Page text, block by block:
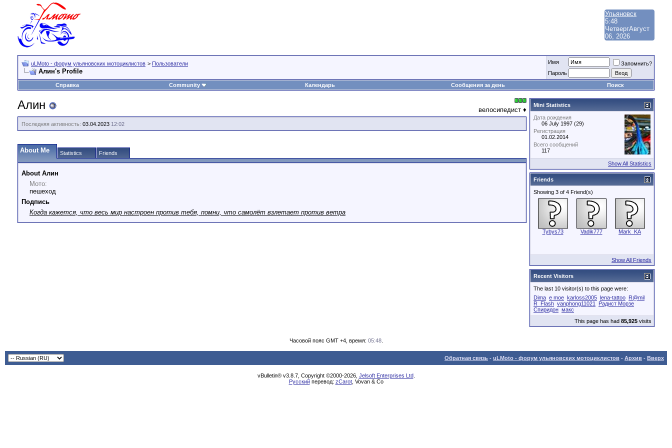
Ульяновск
5:48
ЧетвергАвгуст
06, 2026
uLMoto - форум ульяновских мотоциклистов > Пользователи
Алин's Profile
Имя
Запомнить?
Пароль
Справка
Community Календарь Сообщения за день Поиск
велосипедист ♦
Алин
Последняя активность: 03.04.2023 12:02
About Me Statistics Friends
About Алин
Мото:
пешеход
Подпись
Когда кажется, что весь мир настроен против тебя, помни, что самолёт взлетает против ветра
Mini Statistics
Дата рождения
06 July 1997 (29)
Регистрация
01.02.2014
Всего сообщений
117
Show All Statistics
Friends
Showing 3 of 4 Friend(s)
Tybys73 Vadik777 Mark_KA
Show All Friends
Recent Visitors
The last 10 visitor(s) to this page were:
Dima e moe karloss2005 lena-tattoo R@mil
R_Flash vanphong11021
Радист Морзе
Спиридон макс
This page has had 85,925 visits
Часовой пояс GMT +4, время: 05:48.
Обратная связь - uLMoto - форум ульяновских мотоциклистов - Архив - Вверх
vBulletin® v3.8.7, Copyright ©2000-2026, Jelsoft Enterprises Ltd.
Русскийперевод: zCarot, Vovan & Co